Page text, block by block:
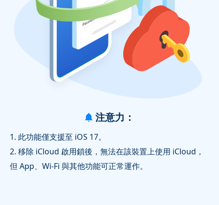
注意力：
1. 此功能僅支援至 iOS 17。
2. 移除 iCloud 啟用鎖後，無法在該裝置上使用 iCloud，
但 App、Wi‑Fi 與其他功能可正常運作。